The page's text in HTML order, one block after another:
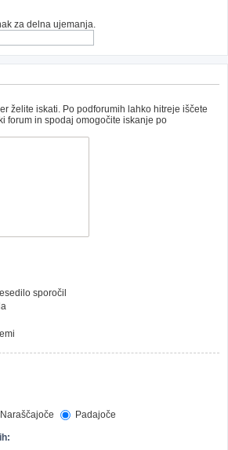
za delna ujemanja.
želite iskati. Po podforumih lahko hitreje iščete
forum in spodaj omogočite iskanje po
sporočil
Naraščajoče
Padajoče